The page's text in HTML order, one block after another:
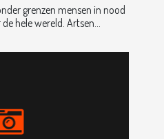
grenzen mensen in nood
hele wereld. Artsen...